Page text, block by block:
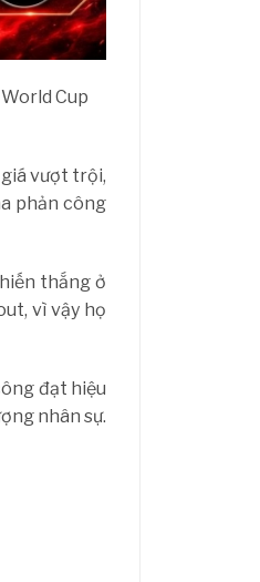
Cup
giá vượt trội,
phản công
thắng ở
vì vậy họ
đạt hiệu
nhân sự.